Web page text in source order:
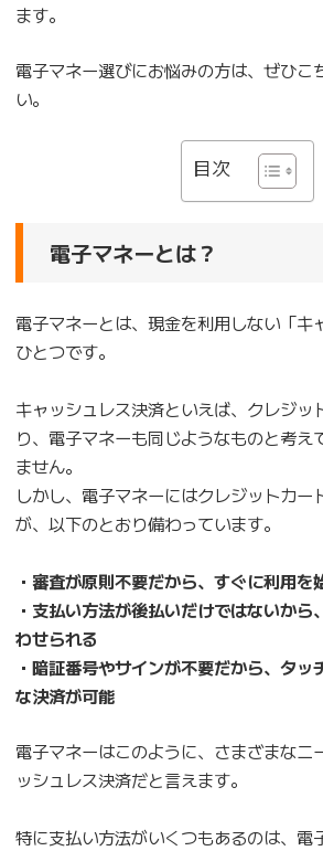
ます。
電子マネー選びにお悩みの方は、ぜひこ
い。
目次
電子マネーとは？
電子マネーとは、現金を利用しない「キ
ひとつです。
キャッシュレス決済といえば、クレジッ
り、電子マネーも同じようなものと考え
ません。
しかし、電子マネーにはクレジットカー
が、以下のとおり備わっています。
・審査が原則不要だから、すぐに利用を
・支払い方法が後払いだけではないか
わせられる
・暗証番号やサインが不要だから、タッ
な決済が可能
電子マネーはこのように、さまざまなニ
ッシュレス決済だと言えます。
特に支払い方法がいくつもあるのは、電